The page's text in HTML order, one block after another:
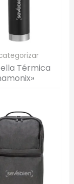
Térmica